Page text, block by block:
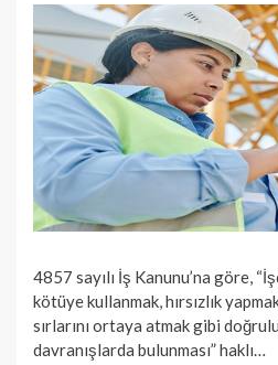
4857 sayılı İş Kanunu’na göre,
kötüye kullanmak, hırsızlık
sırlarını ortaya atmak gibi
davranışlarda bulunması” haklı…